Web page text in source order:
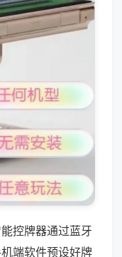
控牌器通过蓝牙
端软件预设好牌